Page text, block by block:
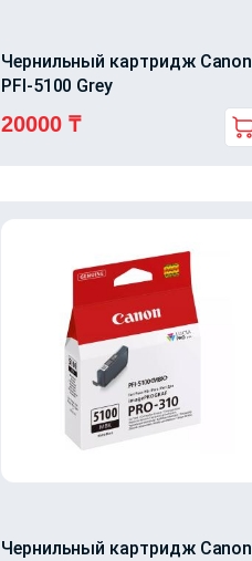
Чернильный картридж Canon
PFI-5100 Grey
20000 ₸
Чернильный картридж Canon